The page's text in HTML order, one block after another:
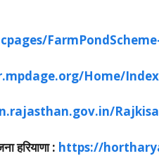
Home/Index
: https://